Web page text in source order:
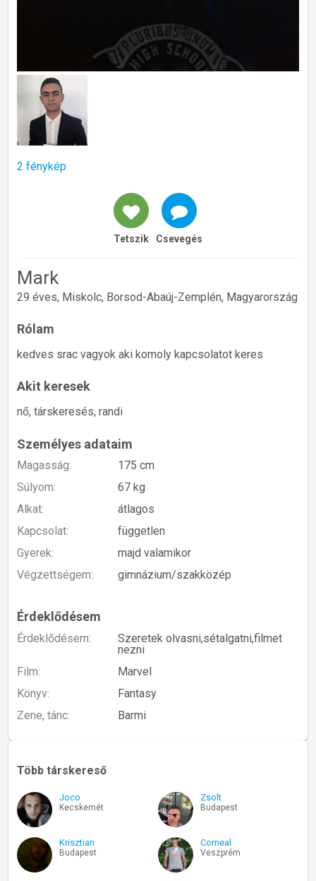
2 fénykép
Tetszik Csevegés
Mark
29 éves, Miskolc, Borsod-Abaúj-Zemplén, Magyarország
Rólam
kedves srac vagyok aki komoly kapcsolatot keres
Akit keresek
nő, társkeresés, randi
Személyes adataim
Magasság:
175 cm
Súlyom:
67 kg
Alkat:
átlagos
Kapcsolat:
független
Gyerek:
majd valamikor
Végzettségem:
gimnázium/szakközép
Érdeklődésem
Érdeklődésem:
Szeretek olvasni,sétalgatni,filmet
nezni
Film:
Marvel
Könyv:
Fantasy
Zene, tánc:
Barmi
Több társkereső
Joco
Kecskemét
Zsolt
Budapest
Krisztian
Budapest
Corneal
Veszprém